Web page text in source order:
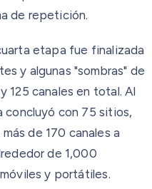
de repetición.
etapa fue finalizada
y algunas "sombras" de
125 canales en total. Al
concluyó con 75 sitios,
de 170 canales a
de 1,000
y portátiles.